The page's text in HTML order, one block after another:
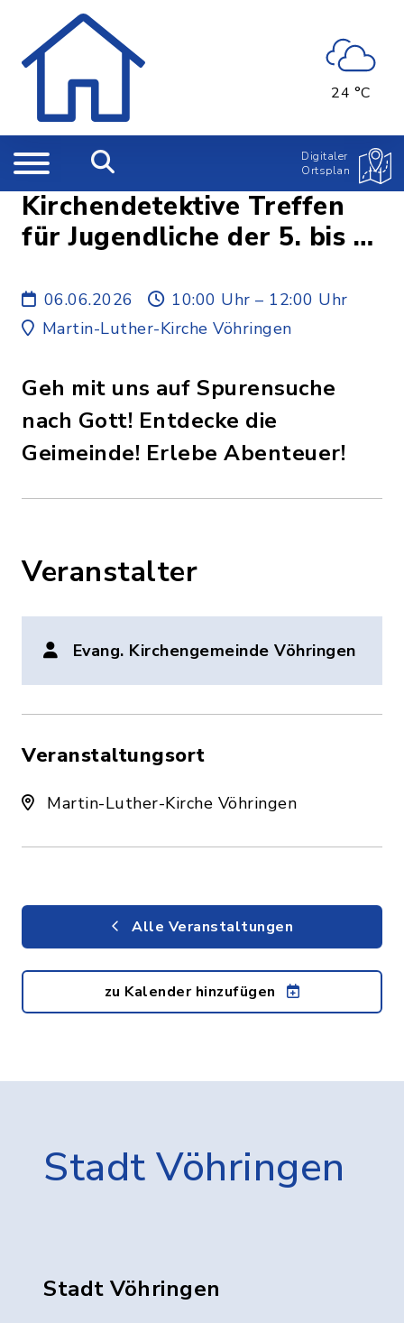
24 °C
Digitaler
Ortsplan
Kirchendetektive Treffen
für Jugendliche der 5. bis 7.
06.06.2026
10:00 Uhr – 12:00 Uhr
Martin-Luther-Kirche Vöhringen
Geh mit uns auf Spurensuche
nach Gott! Entdecke die
Geimeinde! Erlebe Abenteuer!
Veranstalter
Evang. Kirchengemeinde Vöhringen
Veranstaltungsort
Martin-Luther-Kirche Vöhringen
Alle Veranstaltungen
zu Kalender hinzufügen
Stadt Vöhringen
Stadt Vöhringen